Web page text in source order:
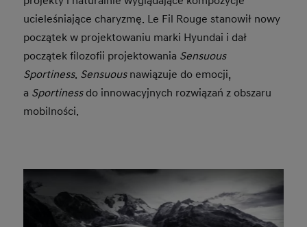
ucieleśniające charyzmę. Le Fil Rouge stanowił nowy
początek w projektowaniu marki Hyundai i dał
początek filozofii projektowania Sensuous
Sportiness. Sensuousnawiązuje do emocji,
a Sportinessdo innowacyjnych rozwiązań z obszaru
mobilności.